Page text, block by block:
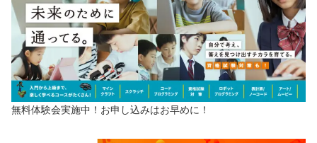
無料体験会実施中！お申し込みはお早めに！